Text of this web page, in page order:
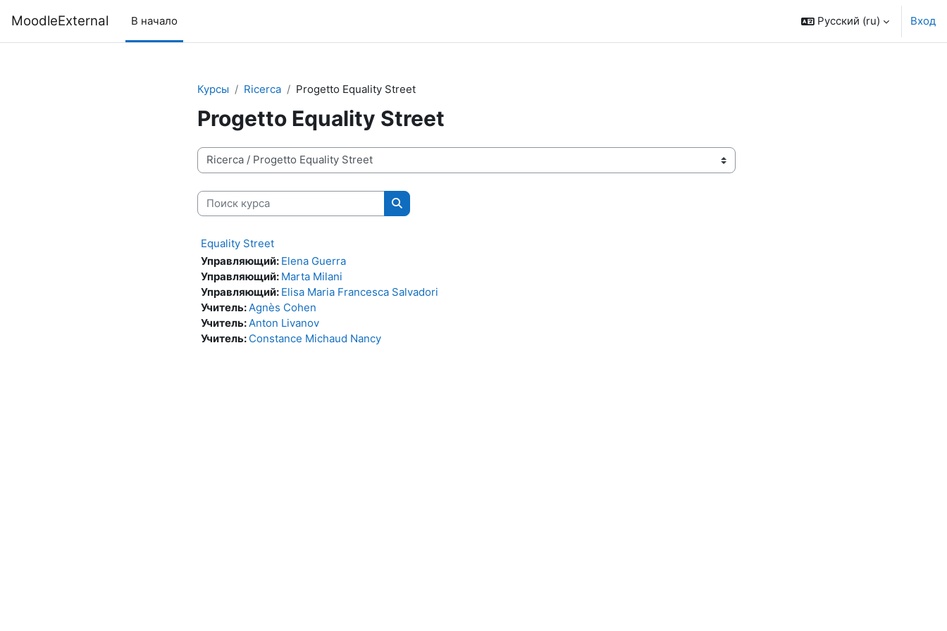
MoodleExternal В начало Русский ‎(ru)‎ Вход
Курсы Ricerca Progetto Equality Street
Progetto Equality Street
Категории курсов
Поиск курса
Поиск курса
Equality Street
Управляющий: Elena Guerra
Управляющий: Marta Milani
Управляющий: Elisa Maria Francesca Salvadori
Учитель:Agnès Cohen
Учитель:Anton Livanov
Учитель: Constance Michaud Nancy